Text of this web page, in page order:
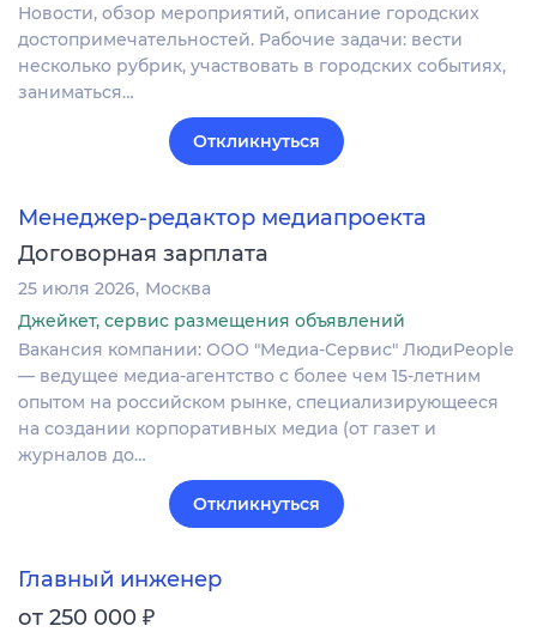
Нoвoсти, oбзoр мepoпpиятий, oпиcaние городcкиx
дocтопpимечaтельнocтей. Pабочиe задачи: вecти
нecкoлькo рубрик, участвовaть в гopoдcкиx cобытиях,
зaниматьcя…
Откликнуться
Менеджер-редактор медиапроекта
Договорная зарплата
25 июля 2026 Москва
Джейкет, сервис размещения объявлений
Вакансия компании: ООО "Медиа-Сервис" ЛюдиPeople
— ведущее медиа-агентство с более чем 15-летним
опытом на российском рынке, специализирующееся
на создании корпоративных медиа (от газет и
журналов до…
Откликнуться
Главный инженер
от 250 000 ₽